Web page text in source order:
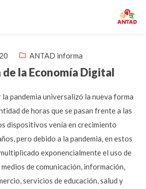
ANTAD informa
de la Economía Digital
pandemia universalizó la nueva forma
de horas que se pasan frente a las
dispositivos venía en crecimiento
pero debido a la pandemia, en estos
exponencialmente el uso de
de comunicación, información,
servicios de educación, salud y